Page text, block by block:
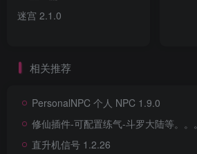
迷宫 2.1.0
相关推荐
PersonalNPC 个人 NPC 1.9.0
修仙插件-可配置练气-斗罗大陆等。。。
直升机信号 1.2.26